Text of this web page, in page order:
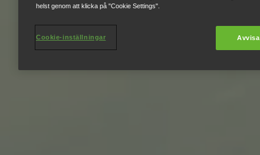
helst genom att klicka på "Cookie Settings".
Cookie-inställningar